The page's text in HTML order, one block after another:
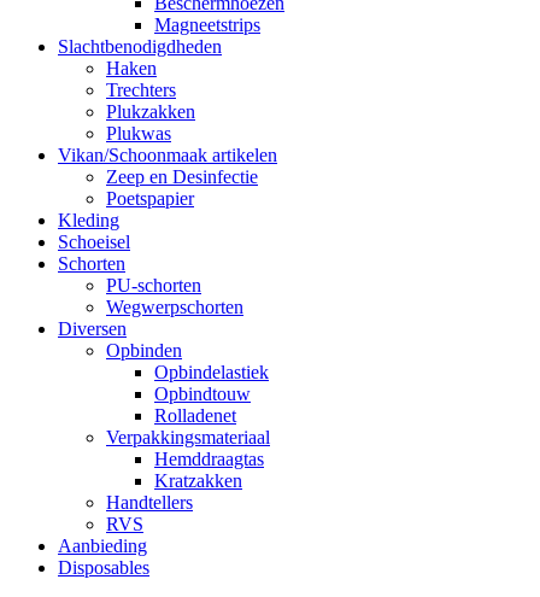
Magneetstrips
Slachtbenodigdheden
Haken
Trechters
Plukzakken
Plukwas
Vikan/Schoonmaak artikelen
Zeep en Desinfectie
Poetspapier
Kleding
Schoeisel
Schorten
PU-schorten
Wegwerpschorten
Diversen
Opbinden
Opbindelastiek
Opbindtouw
Rolladenet
Verpakkingsmateriaal
Hemddraagtas
Kratzakken
Handtellers
RVS
Aanbieding
Disposables